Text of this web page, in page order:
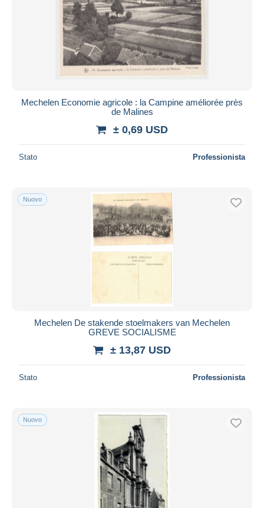
Mechelen Economie agricole : la Campine améliorée près
de Malines
± 0,69 USD
Stato Professionista
Nuovo
Mechelen De stakende stoelmakers van Mechelen
GREVE SOCIALISME
± 13,87 USD
Stato Professionista
Nuovo